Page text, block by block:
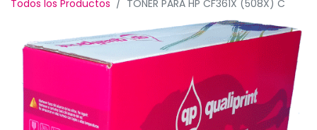
Todos los Productos TONER PARA HP CF361X (508X) C